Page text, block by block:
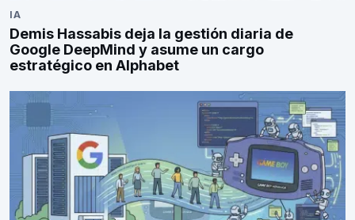
IA
Demis Hassabis deja la gestión diaria de
Google DeepMind y asume un cargo
estratégico en Alphabet